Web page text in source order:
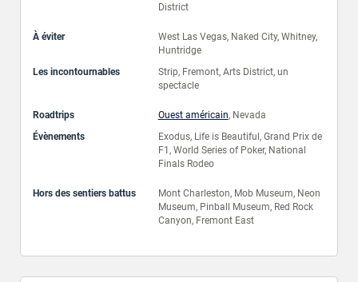
District
À éviter
West Las Vegas, Naked City, Whitney,
Huntridge
Les incontournables
Strip, Fremont, Arts District, un
spectacle
Roadtrips Ouest américain, Nevada
Évènements
Exodus, Life is Beautiful, Grand Prix de
F1, World Series of Poker, National
Finals Rodeo
Hors des sentiers battus
Mont Charleston, Mob Museum, Neon
Museum, Pinball Museum, Red Rock
Canyon, Fremont East